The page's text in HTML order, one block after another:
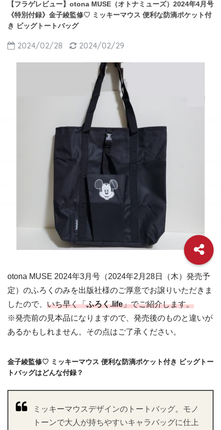
【フラゲレビュー】otona MUSE（オトナミューズ）2024年4月号
《特別付録》金子綾監修♡ ミッキーマウス 便利な防滴ポケット付
き ビッグトートバッグ
2024/02/28 2024/02/29
otona MUSE 2024年3月号（2024年2月28日（木）発売予
定）のふろくのみを出版社様のご厚意でお譲りいただきま
したので、 いち早く「ふろく.life」でご紹介します。
※発売前の見本品になりますので、発売後のものと違いが
あるかもしれません。その点はご了承ください。
金子綾監修♡ ミッキーマウス 便利な防滴ポケット付き ビッグトー
トバッグはどんな付録？
ミッキーマウスデザインのトートバッグ。モノ
トーンで大人が持ちやすいキャラバッグに仕上